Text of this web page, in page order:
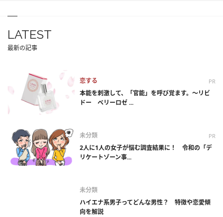
LATEST
最新の記事
恋する PR
本能を刺激して、「官能」を呼び覚ます。～リビ
ドー ベリーロゼ ...
未分類 PR
2人に1人の女子が悩む調査結果に！ 令和の「デ
リケートゾーン事...
未分類
ハイエナ系男子ってどんな男性？ 特徴や恋愛傾
向を解説